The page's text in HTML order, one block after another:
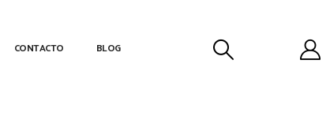
CONTACTO BLOG